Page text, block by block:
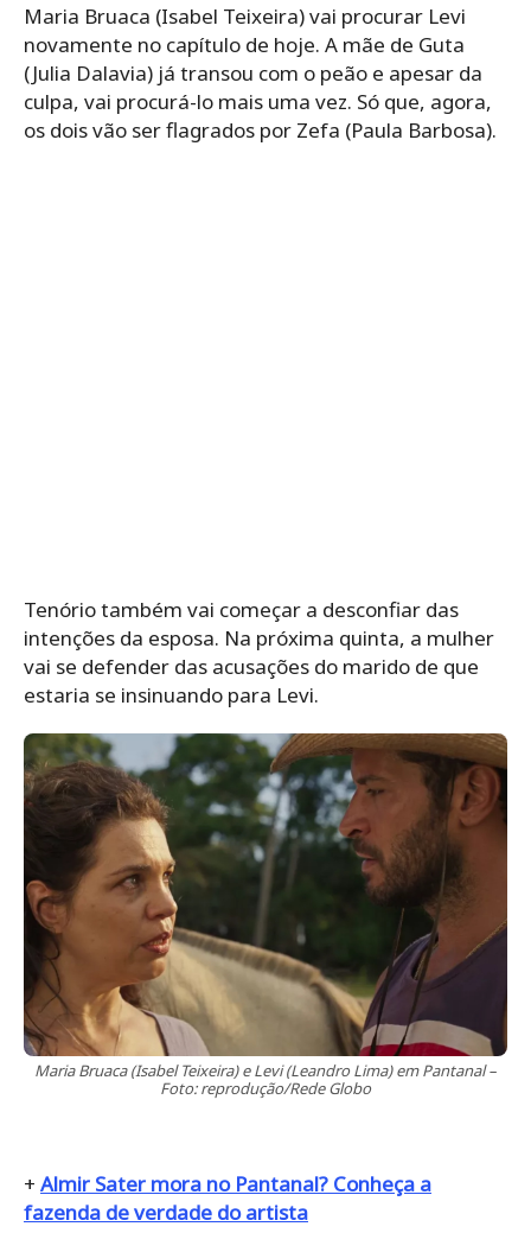
Maria Bruaca (Isabel Teixeira) vai procurar Levi
novamente no capítulo de hoje. A mãe de Guta
(Julia Dalavia) já transou com o peão e apesar da
culpa, vai procurá-lo mais uma vez. Só que, agora,
os dois vão ser flagrados por Zefa (Paula Barbosa).
Tenório também vai começar a desconfiar das
intenções da esposa. Na próxima quinta, a mulher
vai se defender das acusações do marido de que
estaria se insinuando para Levi.
Maria Bruaca (Isabel Teixeira) e Levi (Leandro Lima) em Pantanal –
Foto: reprodução/Rede Globo
+ Almir Sater mora no Pantanal? Conheça a
fazenda de verdade do artista